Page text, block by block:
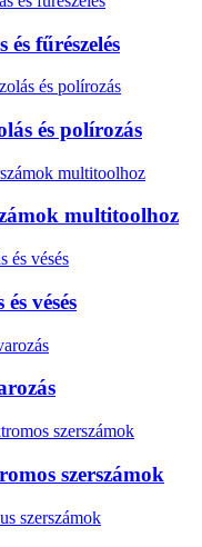
és fűrészelés
és polírozás
multitoolhoz
vésés
szerszámok